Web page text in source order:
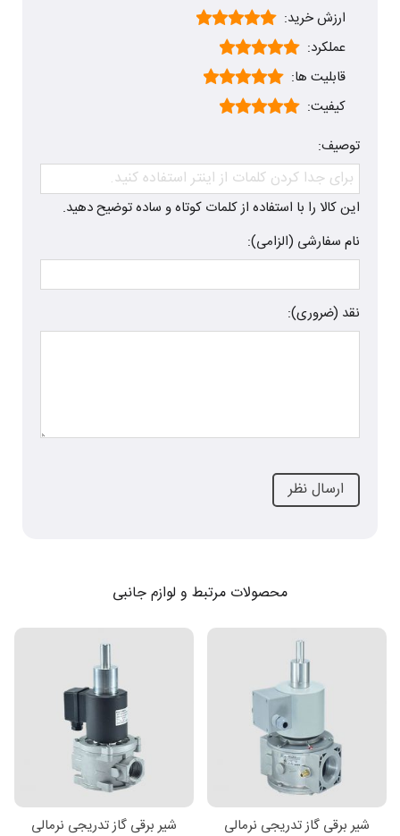
ارزش خرید:
عملکرد:
قابلیت ها:
کیفیت:
توصیف:
این کالا را با استفاده از کلمات کوتاه و ساده توضیح دهید.
نام سفارشی (الزامی):
نقد (ضروری):
محصولات مرتبط و لوازم جانبی
شیر برقی گاز تدریجی نرمالی
شیر برقی گاز تدریجی نرمالی